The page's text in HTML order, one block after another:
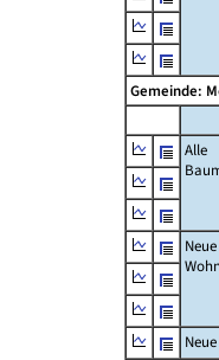
Gemeinde:
Alle
Neue